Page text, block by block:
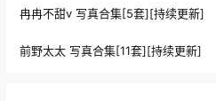
冉冉不甜v 写真合集[5套][持续更新]
前野太太 写真合集[11套][持续更新]